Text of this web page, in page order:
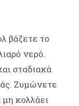
βάζετε το
νερό.
σταδιακά
Ζυμώνετε
κολλάει